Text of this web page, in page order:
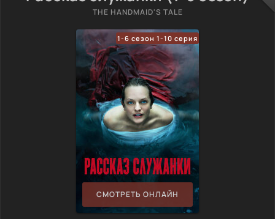
THE HANDMAID'S TALE
1-6 сезон 1-10 серия
СМОТРЕТЬ ОНЛАЙН